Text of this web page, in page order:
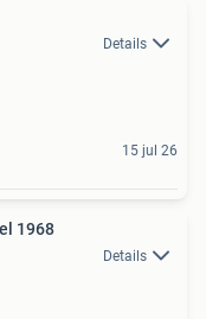
Details
15 jul 26
UITHOORN Amstel 1968
Details